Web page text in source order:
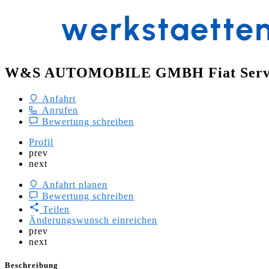
W&S AUTOMOBILE GMBH Fiat
Anfahrt
Anrufen
Bewertung schreiben
Profil
prev
next
Anfahrt planen
Bewertung schreiben
Teilen
Änderungswunsch einreichen
prev
next
Beschreibung